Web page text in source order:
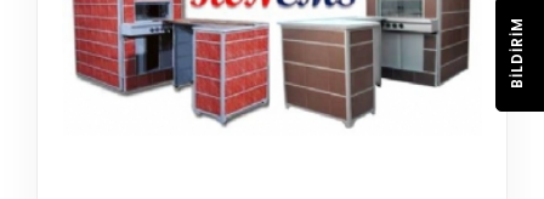
BILDIRIM